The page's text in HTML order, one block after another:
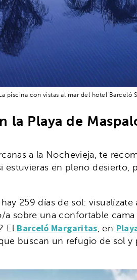
piscina con vistas al mar del hotel Barceló
la Playa de
a la Nochevieja, te
en pleno desierto,
259 días de sol:
sobre una confortable
El Barceló Margaritas , en
buscan un refugio de sol